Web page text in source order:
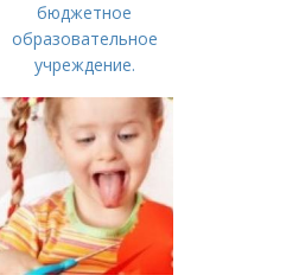
бюджетное
образовательное
учреждение.
названия школ,
садиков и домов
творчества